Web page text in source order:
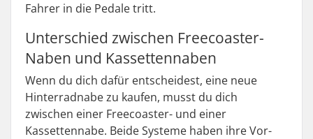
Fahrer in die Pedale tritt.
Unterschied zwischen Freecoaster-
Naben und Kassettennaben
Wenn du dich dafür entscheidest, eine neue
Hinterradnabe zu kaufen, musst du dich
zwischen einer Freecoaster- und einer
Kassettennabe. Beide Systeme haben ihre Vor-